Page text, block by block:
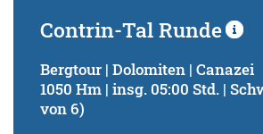
Contrin-Tal Runde
Bergtour | Dolomiten | Canazei
1050 Hm | insg. 05:00 Std. |
von 6)